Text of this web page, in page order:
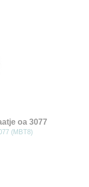
oa 3077
(MBT8)